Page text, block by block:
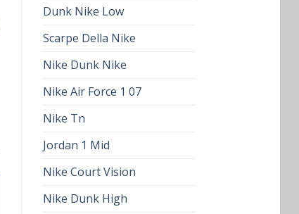
Dunk Nike Low
Scarpe Della Nike
Nike Dunk Nike
Nike Air Force 1 07
Nike Tn
Jordan 1 Mid
Nike Court Vision
Nike Dunk High